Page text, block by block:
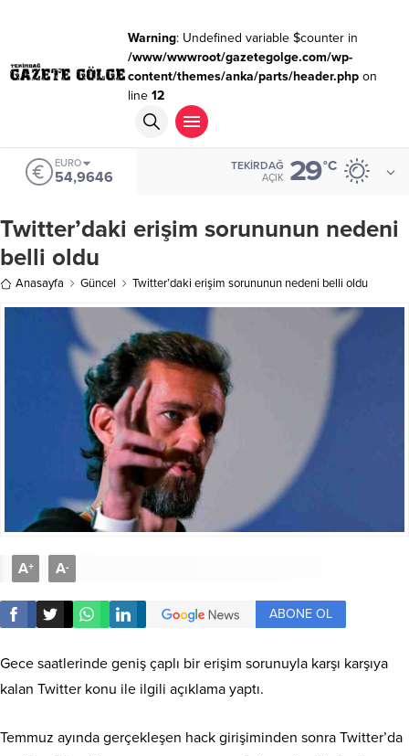
Warning: Undefined variable $counter in
/www/wwwroot/gazetegolge.com/wp-
content/themes/anka/parts/header.phpon
line 12
EURO
54,9646
TEKIRDAĞ
AÇIK 29°C
Twitter’daki erişim sorununun nedeni
belli oldu
Anasayfa Güncel Twitter’daki erişim sorununun nedeni belli oldu
A+ A-
ABONE OL
Gece saatlerinde geniş çaplı bir erişim sorunuyla karşı karşıya
kalan Twitter konu ile ilgili açıklama yaptı.
Temmuz ayında gerçekleşen hack girişiminden sonra Twitter’da